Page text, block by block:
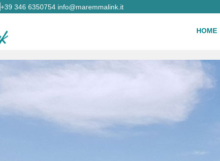
+39 346 6350754 info@maremmalink.it
HOME